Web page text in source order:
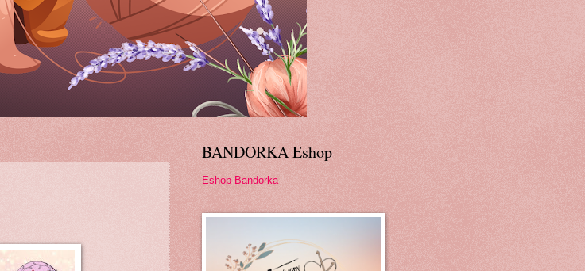
BANDORKA Eshop
Eshop Bandorka